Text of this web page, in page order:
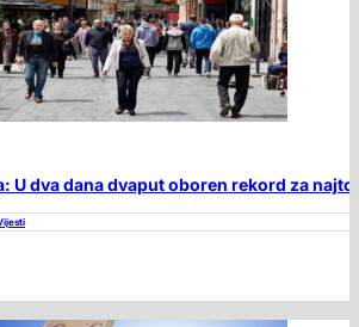
U dva dana dvaput oboren rekord za